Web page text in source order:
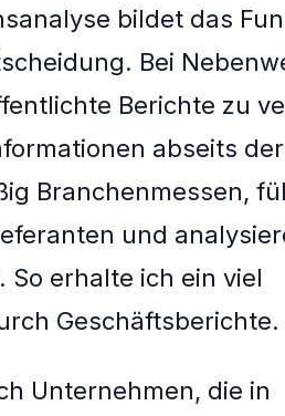
bildet das
Bei
Berichte zu
abseits
Branchenmessen,
und
erhalte ich ein viel
Geschäftsberichte.
Unternehmen, die in